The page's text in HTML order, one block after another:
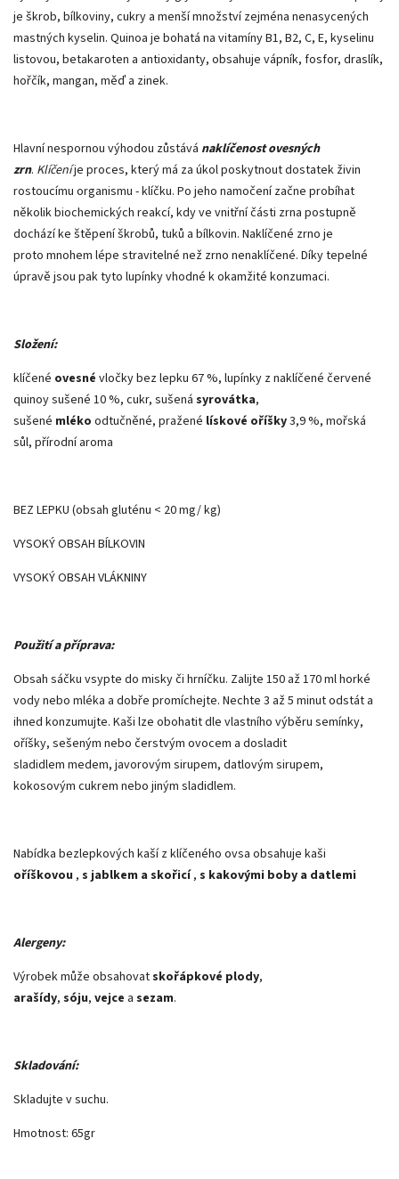
je škrob, bílkoviny, cukry a menší množství zejména nenasycených
mastných kyselin. Quinoa je bohatá na vitamíny B1, B2, C, E, kyselinu
listovou, betakaroten a antioxidanty, obsahuje vápník, fosfor, draslík,
hořčík, mangan, měď a zinek.
Hlavní nespornou výhodou zůstává naklíčenost ovesných
zrn. Klíčeníje proces, který má za úkol poskytnout dostatek živin
rostoucímu organismu - klíčku. Po jeho namočení začne probíhat
několik biochemických reakcí, kdy ve vnitřní části zrna postupně
dochází ke štěpení škrobů, tuků a bílkovin. Naklíčené zrno je
proto mnohem lépe stravitelné než zrno nenaklíčené. Díky tepelné
úpravě jsou pak tyto lupínky vhodné k okamžité konzumaci.
Složení:
klíčené ovesné vločky bez lepku 67 %, lupínky z naklíčené červené
quinoy sušené 10 %, cukr, sušená syrovátka,
sušené mléko odtučněné, pražené lískové oříšky3,9 %, mořská
sůl, přírodní aroma
BEZ LEPKU (obsah gluténu < 20 mg/ kg)
VYSOKÝ OBSAH BÍLKOVIN
VYSOKÝ OBSAH VLÁKNINY
Použití a příprava:
Obsah sáčku vsypte do misky či hrníčku. Zalijte 150 až 170 ml horké
vody nebo mléka a dobře promíchejte. Nechte 3 až 5 minut odstát a
ihned konzumujte. Kaši lze obohatit dle vlastního výběru semínky,
oříšky, sešeným nebo čerstvým ovocem a dosladit
sladidlem medem, javorovým sirupem, datlovým sirupem,
kokosovým cukrem nebo jiným sladidlem.
Nabídka bezlepkových kaší z klíčeného ovsa obsahuje kaši
oříškovou , s jablkem a skořicí, s kakovými boby a datlemi
Alergeny:
Výrobek může obsahovatskořápkové plody,
arašídy, sóju, vejce a sezam.
Skladování:
Skladujte v suchu.
Hmotnost: 65gr